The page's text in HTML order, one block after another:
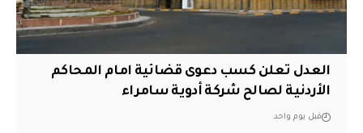
العدل تعلن كسب دعوى قضائية امام المحاكم
الأردنية لصالح شركة أدوية سامراء
قبل يوم واحد